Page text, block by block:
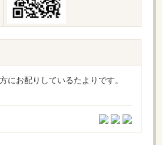
にお配りしているたよりです。